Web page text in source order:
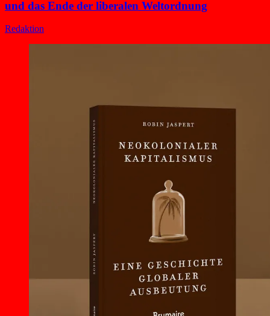
und das Ende der liberalen Weltordnung
Redaktion